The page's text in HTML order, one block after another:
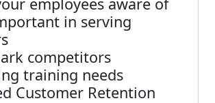
in serving
competitors
training needs
Customer Retention